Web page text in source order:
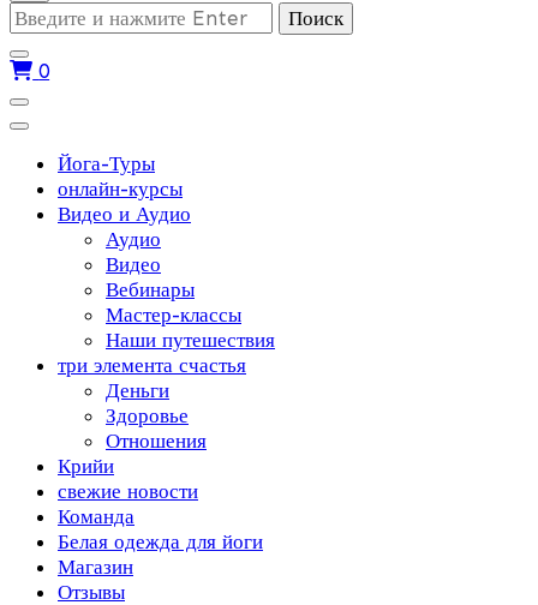
Ищите
что-
то? 0
Йога-Туры
онлайн-курсы
Видео и Аудио
Аудио
Видео
Вебинары
Мастер-классы
Наши путешествия
три элемента счастья
Деньги
Здоровье
Отношения
Крийи
свежие новости
Команда
Белая одежда для йоги
Магазин
Отзывы